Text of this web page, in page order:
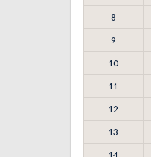
8
9
10
11
12
13
14